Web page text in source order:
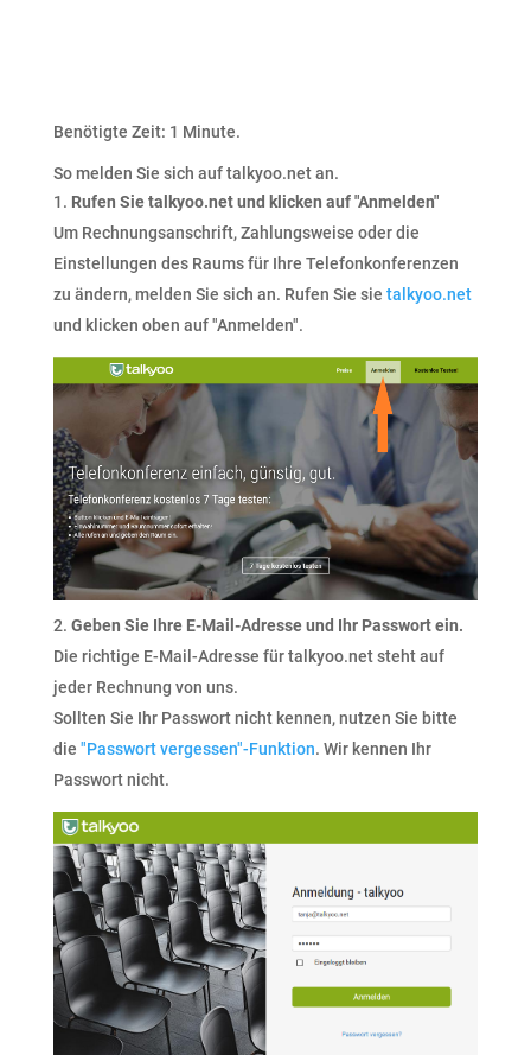
Benötigte Zeit: 1 Minute.
So melden Sie sich auf talkyoo.net an.
Rufen Sie talkyoo.net und klicken auf "Anmelden"
Um Rechnungsanschrift, Zahlungsweise oder die
Einstellungen des Raums für Ihre Telefonkonferenzen
zu ändern, melden Sie sich an. Rufen Sie sie talkyoo.net
und klicken oben auf "Anmelden".
Geben Sie Ihre E-Mail-Adresse und Ihr Passwort ein.
Die richtige E-Mail-Adresse für talkyoo.net steht auf
jeder Rechnung von uns.
Sollten Sie Ihr Passwort nicht kennen, nutzen Sie bitte
die "Passwort vergessen"-Funktion. Wir kennen Ihr
Passwort nicht.